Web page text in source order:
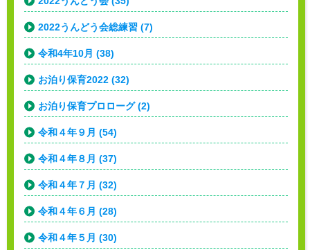
2022うんどう会総練習 (7)
令和4年10月 (38)
お泊り保育2022 (32)
お泊り保育プロローグ (2)
令和４年９月 (54)
令和４年８月 (37)
令和４年７月 (32)
令和４年６月 (28)
令和４年５月 (30)